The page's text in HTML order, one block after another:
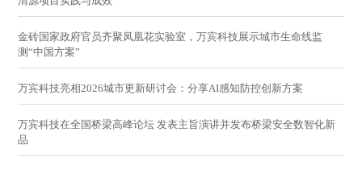
金砖国家政府官员齐聚凤凰花实验室，万宾科技展示城市生命线监
测“中国方案”
万宾科技亮相2026城市更新研讨会：分享AI感知防控创新方案
万宾科技在全国桥梁高峰论坛 发表主旨演讲并发布桥梁安全数智化新
品